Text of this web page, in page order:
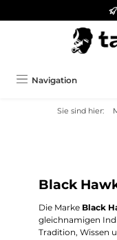
Navigation
Sie sind hier:
Black
Die Marke Black
gleichnamigen
Tradition, Wissen